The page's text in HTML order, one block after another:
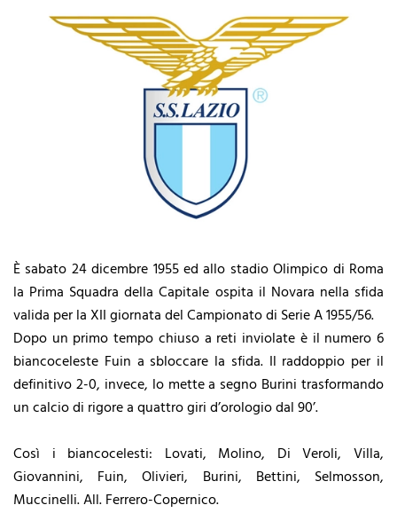
È sabato 24 dicembre 1955 ed allo stadio Olimpico di Roma
la Prima Squadra della Capitale ospita il Novara nella sfida
valida per la XII giornata del Campionato di Serie A 1955/56.
Dopo un primo tempo chiuso a reti inviolate è il numero 6
biancoceleste Fuin a sbloccare la sfida. Il raddoppio per il
definitivo 2-0, invece, lo mette a segno Burini trasformando
un calcio di rigore a quattro giri d’orologio dal 90’.
Così i biancocelesti: Lovati, Molino, Di Veroli, Villa,
Giovannini, Fuin, Olivieri, Burini, Bettini, Selmosson,
Muccinelli. All. Ferrero-Copernico.